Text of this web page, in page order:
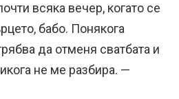
всяка вечер, когато се
бабо. Понякога
да отменя сватбата и
не ме разбира. —